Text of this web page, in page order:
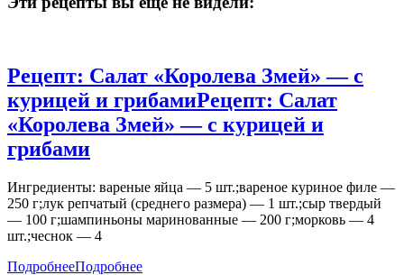
Рецепт: Салат «Королева Змей» — с
курицей и грибамиРецепт: Салат
«Королева Змей» — с курицей и
грибами
Ингредиенты: вареные яйца — 5 шт.;вареное куриное филе —
250 г;лук репчатый (среднего размера) — 1 шт.;сыр твердый
— 100 г;шампиньоны маринованные — 200 г;морковь — 4
шт.;чеснок — 4
ПодробнееПодробнее